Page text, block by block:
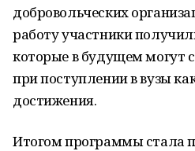
добровольческих
работу участники
которые в будущем могут
при поступлении в вузы
достижения.
Итогом программы стала